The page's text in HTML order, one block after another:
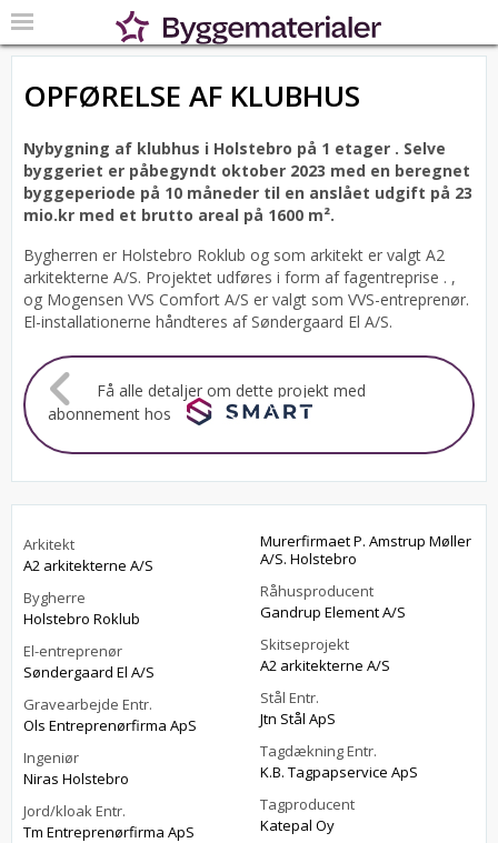
OPFØRELSE AF KLUBHUS
Nybygning af klubhus i Holstebro på 1 etager . Selve
byggeriet er påbegyndt oktober 2023 med en beregnet
byggeperiode på 10 måneder til en anslået udgift på 23
mio.kr med et brutto areal på 1600 m².
Bygherren er Holstebro Roklub og som arkitekt er valgt A2
arkitekterne A/S. Projektet udføres i form af fagentreprise . ,
og Mogensen VVS Comfort A/S er valgt som VVS-entreprenør.
El-installationerne håndteres af Søndergaard El A/S.
Få alle detaljer om dette projekt med
abonnement hos
Arkitekt
A2 arkitekterne A/S
Bygherre
Holstebro Roklub
El-entreprenør
Søndergaard El A/S
Gravearbejde Entr.
Ols Entreprenørfirma ApS
Ingeniør
Niras Holstebro
Jord/kloak Entr.
Tm Entreprenørfirma ApS
Murerfirmaet P. Amstrup Møller
A/S. Holstebro
Råhusproducent
Gandrup Element A/S
Skitseprojekt
A2 arkitekterne A/S
Stål Entr.
Jtn Stål ApS
Tagdækning Entr.
K.B. Tagpapservice ApS
Tagproducent
Katepal Oy